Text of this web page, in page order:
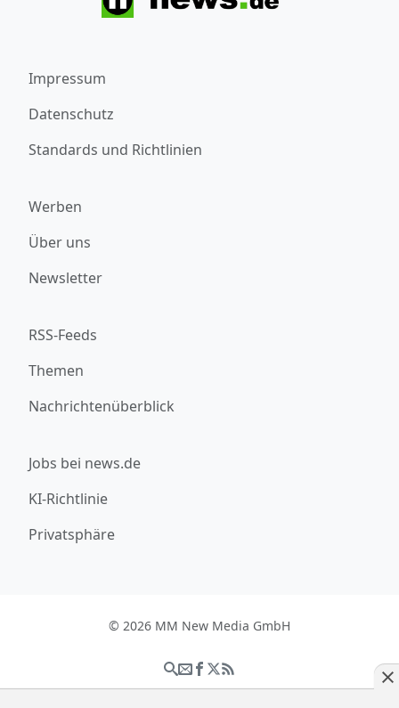
Impressum
Datenschutz
Standards und Richtlinien
Werben
Über uns
Newsletter
RSS-Feeds
Themen
Nachrichtenüberblick
Jobs bei news.de
KI-Richtlinie
Privatsphäre
© 2026 MM New Media GmbH